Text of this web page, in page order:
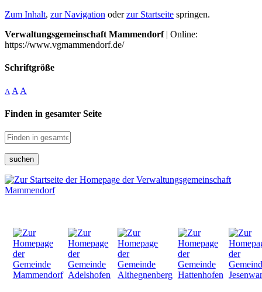
Zum Inhalt, zur Navigation oderzur Startseite springen.
Verwaltungsgemeinschaft Mammendorf| Online:
https://www.vgmammendorf.de/
Schriftgröße
A A A
Finden in gesamter Seite
suchen